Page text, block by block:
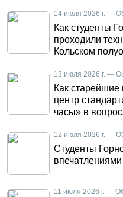
14 июля 2026 г. —
Как студенты
проходили
Кольском
13 июля 2026 г. —
Как старейшие
центр
часы» в
12 июля 2026 г. —
Студенты
11 июля 2026 г. —